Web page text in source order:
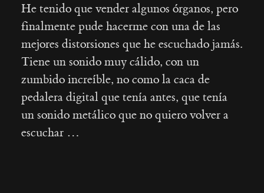
He tenido que vender algunos órganos, pero
finalmente pude hacerme con una de las
mejores distorsiones que he escuchado jamás.
Tiene un sonido muy cálido, con un
zumbido increíble, no como la caca de
pedalera digital que tenía antes, que tenía
un sonido metálico que no quiero volver a
escuchar …